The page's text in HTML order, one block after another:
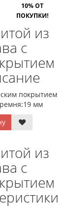
10% ОТ
ПОКУПКИ!
из
с
покрытием
мм
из
с